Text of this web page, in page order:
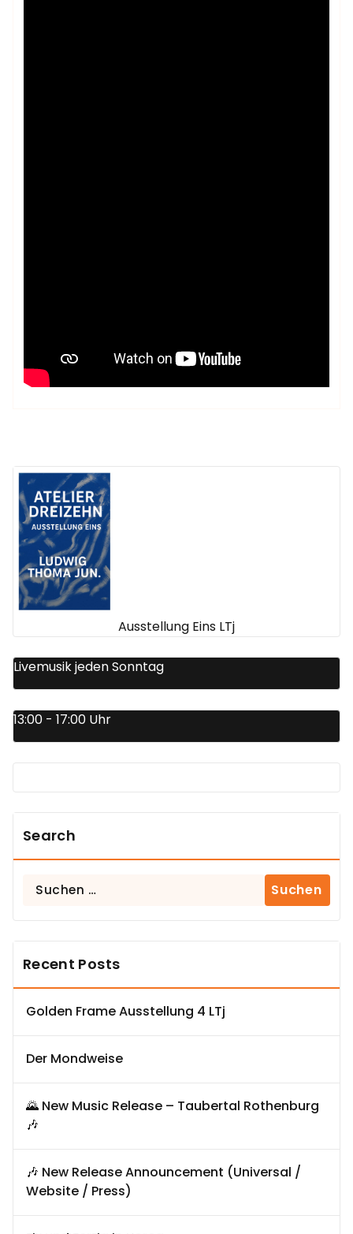
Ausstellung Eins LTj
Livemusik jeden Sonntag
13:00 - 17:00 Uhr
Search
Suchen
Recent Posts
Golden Frame Ausstellung 4 LTj
Der Mondweise
🌄 New Music Release – Taubertal Rothenburg
🎶
🎶 New Release Announcement (Universal /
Website / Press)